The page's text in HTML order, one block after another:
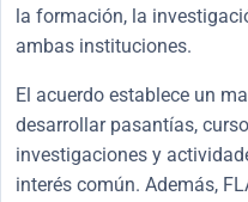
la formación, la
ambas instituciones.
El acuerdo establece un
desarrollar pasantías,
investigaciones y
interés común. Además,